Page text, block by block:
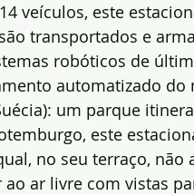
veículos, este
transportados e
robóticos de
automatizado do
um parque
este
no seu terraço, não
ar livre com vistas